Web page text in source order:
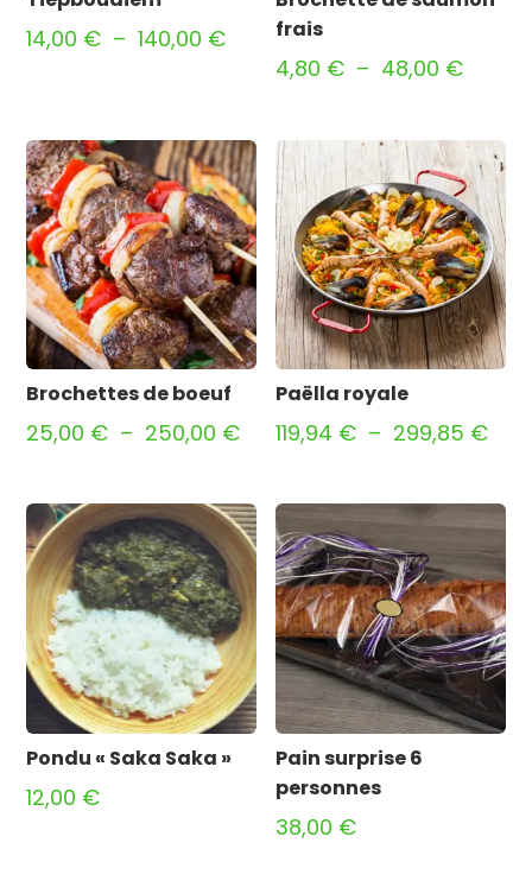
14,00 € – 140,00 €Plage
à
140,00 €
frais
4,80 € – 48,00 €Plage
4,80 €
à
48,00
Brochettes de boeuf
25,00 € – 250,00 €Plage
25,00 €
à
250,00 €
Paëlla royale
119,94 € – 299,85 €
à
Pondu « Saka Saka »
12,00 €
Pain surprise 6
personnes
38,00 €